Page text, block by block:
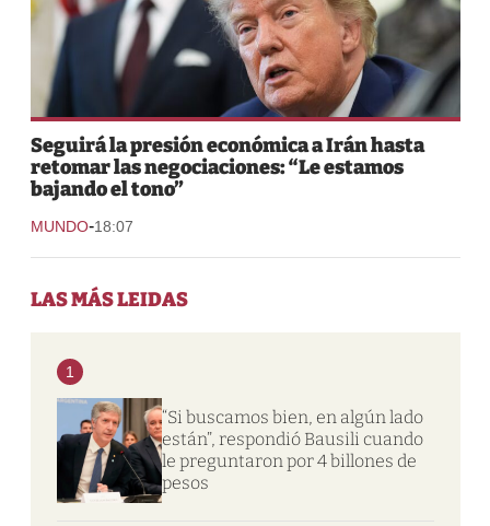
Seguirá la presión económica a Irán hasta
retomar las negociaciones: “Le estamos
bajando el tono”
MUNDO-18:07
LAS MÁS LEIDAS
1
“Si buscamos bien, en algún lado
están”, respondió Bausili cuando
le preguntaron por 4 billones de
pesos